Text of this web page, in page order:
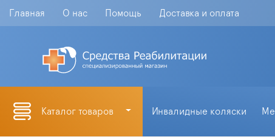
Главная О нас Помощь Доставка и оплата
Каталог товаров Инвалидные коляски